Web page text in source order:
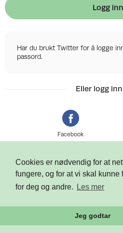
Cookies er nødvendig for at
fungere, og for at vi skal kunne
for deg og andre.
Les mer
Jeg godtar
Logg inn
Har du brukt Twitter for å logge
passord.
Eller logg
Facebook
2026 Tixly AS - Powered by